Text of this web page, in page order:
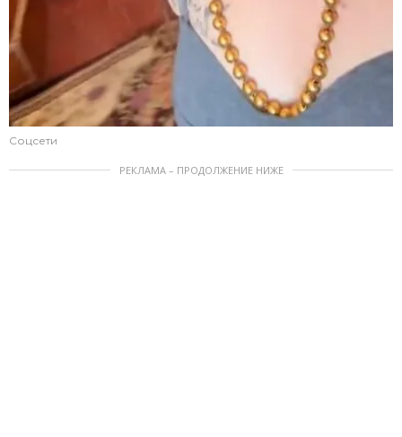
Соцсети
РЕКЛАМА – ПРОДОЛЖЕНИЕ НИЖЕ